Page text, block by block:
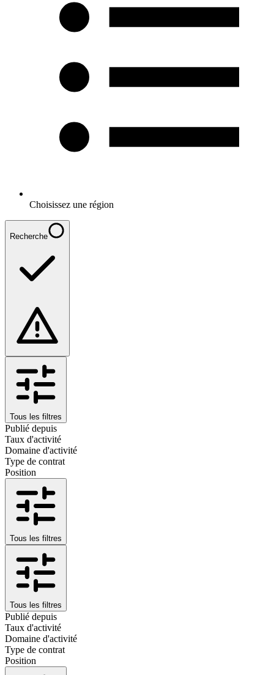
Choisissez une région
Recherche
Tous les filtres
Publié depuis
Taux d'activité
Domaine d'activité
Type de contrat
Position
Tous les filtres
Tous les filtres
Publié depuis
Taux d'activité
Domaine d'activité
Type de contrat
Position